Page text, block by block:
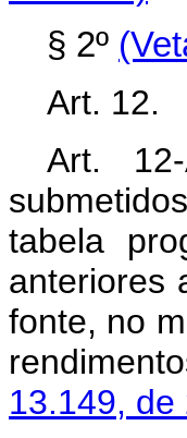
§ 2º
Art. 12.
Art.
tabela
anteriores
fonte, no
13.149, de